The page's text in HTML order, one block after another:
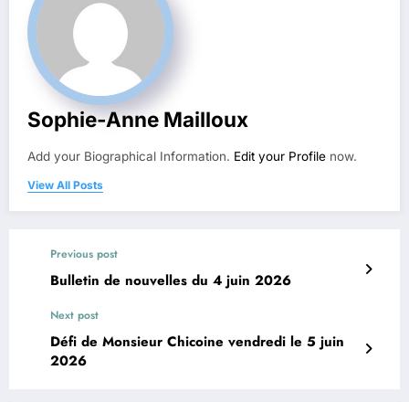
Sophie-Anne Mailloux
Add your Biographical Information. Edit your Profile now.
View All Posts
Previous post
Bulletin de nouvelles du 4 juin 2026
Next post
Défi de Monsieur Chicoine vendredi le 5 juin
2026